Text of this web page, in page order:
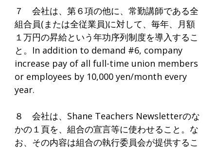
７ 会社は、第６項の他に、常勤講師である全
組合員(または全従業員)に対して、毎年、月額
１万円の昇給という年功序列制度を導入するこ
と。In addition to demand #6, company
increase pay of all full-time union members
or employees by 10,000 yen/month every
year.
８ 会社は、Shane Teachers Newsletterのな
かの１頁を、組合の宣言等に使わせること。な
お、その内容は組合の執行委員会が提供するこ